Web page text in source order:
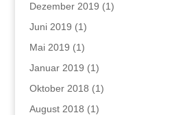
Dezember 2019 (1)
Juni 2019 (1)
Mai 2019 (1)
Januar 2019 (1)
Oktober 2018 (1)
August 2018 (1)